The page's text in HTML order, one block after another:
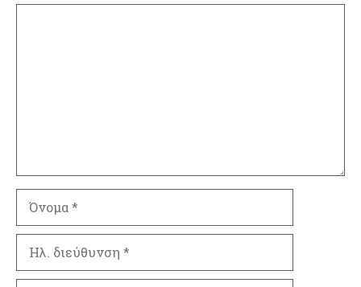
διεύθυνση